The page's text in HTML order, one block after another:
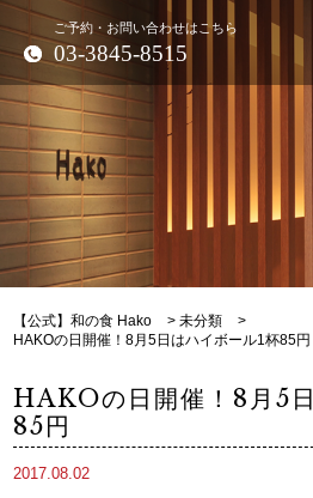
ご予約・お問い合わせはこちら
03-3845-8515
【公式】和の食 Hako >未分類
>
HAKOの日開催！8月5日はハイボール1杯85円
HAKOの日開催！8月5
85円
2017.08.02